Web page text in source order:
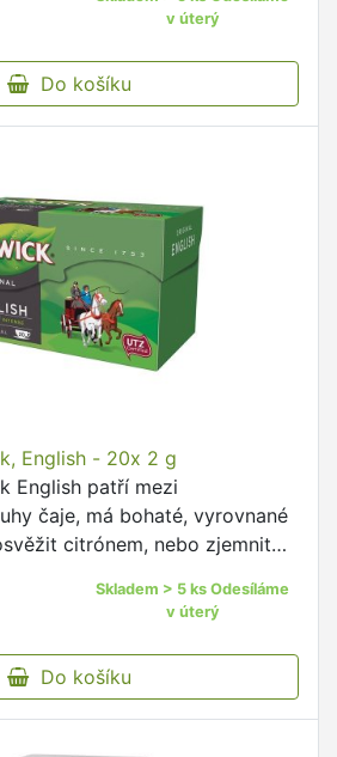
v úterý
Do košíku
English - 20x 2 g
English patří mezi
čaje, má bohaté, vyrovnané
citrónem, nebo zjemnit
…
Skladem > 5 ks Odesíláme
v úterý
Do košíku